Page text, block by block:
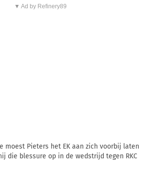
▼ Ad by Refinery89
moest Pieters het EK aan zich voorbij laten
die blessure op in de wedstrijd tegen RKC